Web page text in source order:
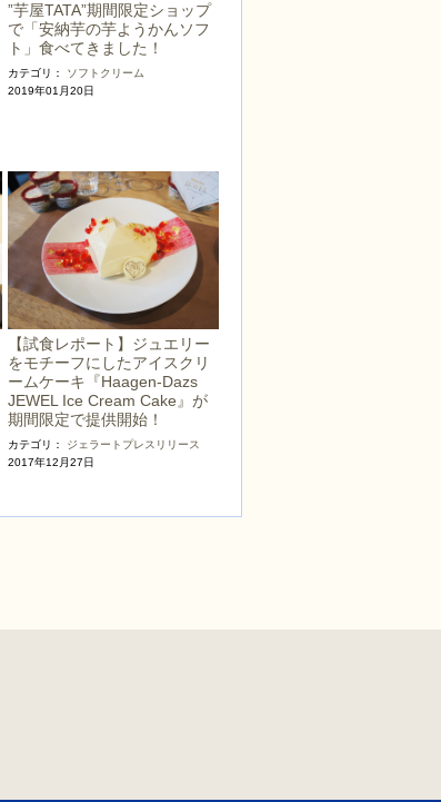
”芋屋TATA”期間限定ショップ
で「安納芋の芋ようかんソフ
ト」食べてきました！
カテゴリ： ソフトクリーム
2019年01月20日
【試食レポート】ジュエリー
をモチーフにしたアイスクリ
ームケーキ『Haagen-Dazs
JEWEL Ice Cream Cake』が
期間限定で提供開始！
カテゴリ： ジェラート プレスリリース
2017年12月27日